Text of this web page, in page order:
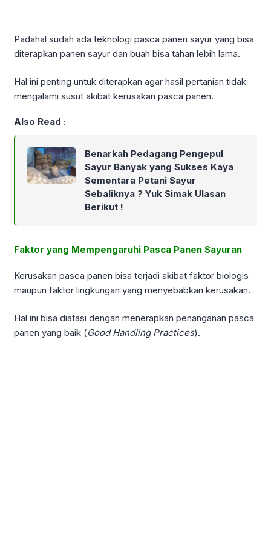
Padahal sudah ada teknologi pasca panen sayur yang bisa
diterapkan panen sayur dan buah bisa tahan lebih lama.
Hal ini penting untuk diterapkan agar hasil pertanian tidak
mengalami susut akibat kerusakan pasca panen.
Also Read :
Benarkah Pedagang Pengepul
Sayur Banyak yang Sukses Kaya
Sementara Petani Sayur
Sebaliknya ? Yuk Simak Ulasan
Berikut !
Faktor yang Mempengaruhi Pasca Panen Sayuran
Kerusakan pasca panen bisa terjadi akibat faktor biologis
maupun faktor lingkungan yang menyebabkan kerusakan.
Hal ini bisa diatasi dengan menerapkan penanganan pasca
panen yang baik (Good Handling Practices).